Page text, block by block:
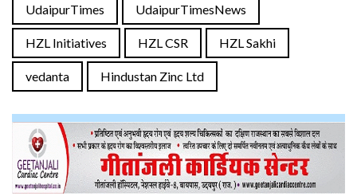
UdaipurTimes UdaipurTimesNews
HZL Initiatives HZL CSR HZL Sakhi
vedanta Hindustan Zinc Ltd